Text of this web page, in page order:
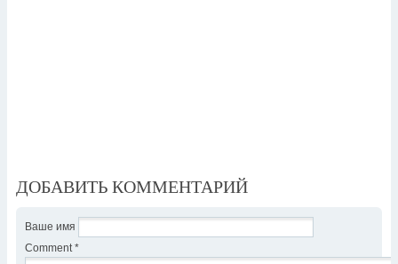
ДОБАВИТЬ КОММЕНТАРИЙ
Ваше имя
Comment *